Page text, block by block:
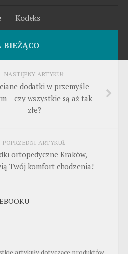
Kodeks
BIEŻĄCO
NASTĘPNY ARTYKUŁ
dodatki w przemyśle
– czy wszystkie są aż tak
złe?
POPRZEDNI ARTYKUŁ
ortopedyczne Kraków,
Twój komfort chodzenia!
artykuły dotyczące produktów